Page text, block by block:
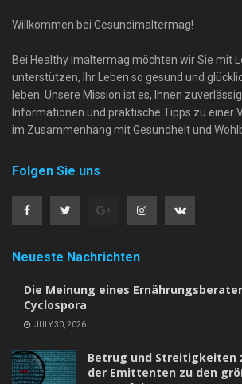
Willkommen bei Gesundimaltermag!
Bei Healthy Imaltermag möchten wir Sie mit
unterstützen, Ihr Leben so gesund und
leben. Unsere Mission ist es, Ihnen
Informationen und praktische Tipps zu einer
im Zusammenhang mit Gesundheit und
Folgen Sie uns
Neueste Nachrichten
Die Meinung eines
Cyclospora
JULY 30, 2026
Betrug und Streitigkeiten
der Emittenten zu den